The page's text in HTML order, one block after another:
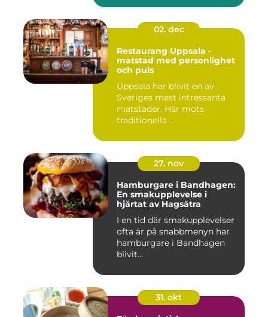
02. dec
Restaurang Uppsala -
matstad med personlighet
och puls
Uppsala har blivit en av
Sveriges mest intressanta
matstäder. Här möts
traditionella ...
27. nov
Hamburgare i Bandhagen:
En smakupplevelse i
hjärtat av Hagsätra
I en tid där smakupplevelser
ofta är på snabbmenyn har
hamburgare i Bandhagen
blivit...
31. okt